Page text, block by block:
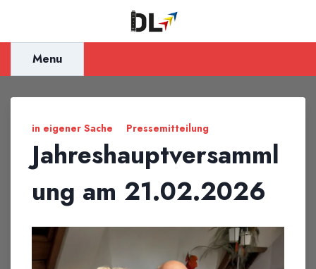
Menu
in eigener Sache Pressemitteilung
Jahreshauptversamml
ung am 21.02.2026